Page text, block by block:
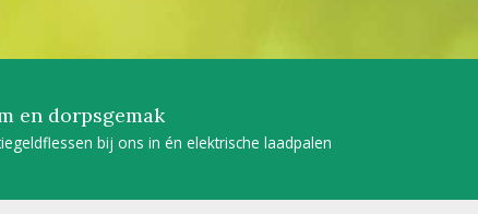
en dorpsgemak
bij ons in én elektrische laadpalen